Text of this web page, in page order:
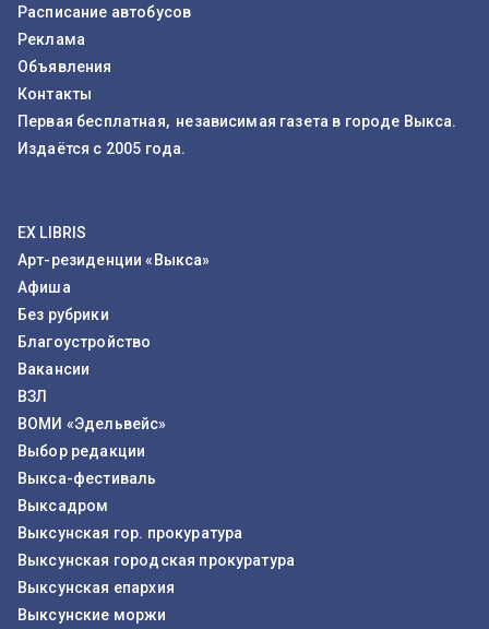
Расписание автобусов
Реклама
Объявления
Контакты
Первая бесплатная, независимая газета в городе Выкса.
Издаётся с 2005 года.
EX LIBRIS
Арт-резиденции «Выкса»
Афиша
Без рубрики
Благоустройство
Вакансии
ВЗЛ
ВОМИ «Эдельвейс»
Выбор редакции
Выкса-фестиваль
Выксадром
Выксунская гор. прокуратура
Выксунская городская прокуратура
Выксунская епархия
Выксунские моржи